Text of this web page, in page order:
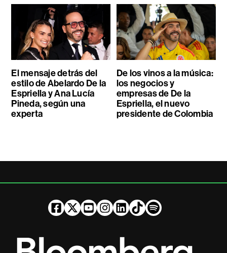
El mensaje detrás del
estilo de Abelardo De la
Espriella y Ana Lucía
Pineda, según una
experta
De los vinos a la música:
los negocios y
empresas de De la
Espriella, el nuevo
presidente de Colombia